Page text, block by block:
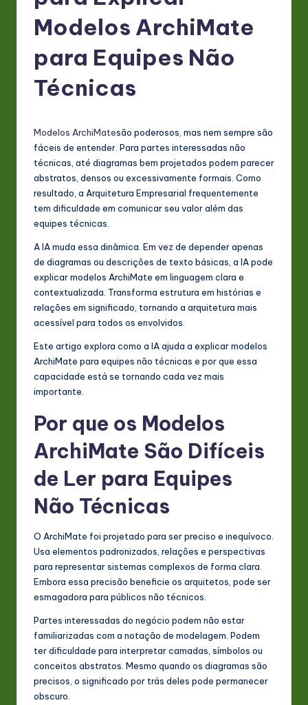
L
in
A
&
ft
In
o
Modelos ArchiMate
para Equipes Não
Técnicas
Modelos ArchiMatesão poderosos, mas nem sempre são
fáceis de entender. Para partes interessadas não
técnicas, até diagramas bem projetados podem parecer
abstratos, densos ou excessivamente formais. Como
resultado, a Arquitetura Empresarial frequentemente
tem dificuldade em comunicar seu valor além das
equipes técnicas.
A IA muda essa dinâmica. Em vez de depender apenas
de diagramas ou descrições de texto básicas, a IA pode
explicar modelos ArchiMate em linguagem clara e
contextualizada. Transforma estrutura em histórias e
relações em significado, tornando a arquitetura mais
acessível para todos os envolvidos.
Este artigo explora como a IA ajuda a explicar modelos
ArchiMate para equipes não técnicas e por que essa
capacidade está se tornando cada vez mais
importante.
Por que os Modelos
ArchiMate São Difíceis
de Ler para Equipes
Não Técnicas
O ArchiMate foi projetado para ser preciso e inequívoco.
Usa elementos padronizados, relações e perspectivas
para representar sistemas complexos de forma clara.
Embora essa precisão beneficie os arquitetos, pode ser
esmagadora para públicos não técnicos.
Partes interessadas do negócio podem não estar
familiarizadas com a notação de modelagem. Podem
ter dificuldade para interpretar camadas, símbolos ou
conceitos abstratos. Mesmo quando os diagramas são
precisos, o significado por trás deles pode permanecer
obscuro.